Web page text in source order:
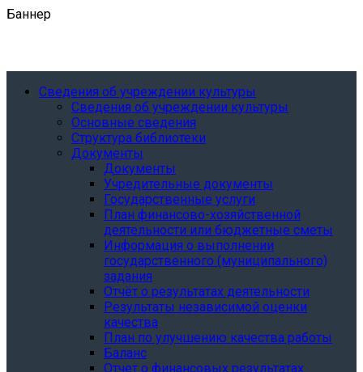
Баннер
Сведения об учреждении культуры
Сведения об учреждении культуры
Основные сведения
Структура библиотеки
Документы
Документы
Учредительные документы
Государственные услуги
План финансово-хозяйственной
деятельности или бюджетные сметы
Информация о выполнении
государственного (муниципального)
задания
Отчёт о результатах деятельности
Результаты независимой оценки
качества
План по улучшению качества работы
Баланс
Отчет о финансовых результатах